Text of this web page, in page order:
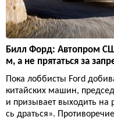
Билл Форд: Автопром
м, а не прятаться за
Пока лоббисты Ford
китайских машин,
и призывает выходить на
сь драться».